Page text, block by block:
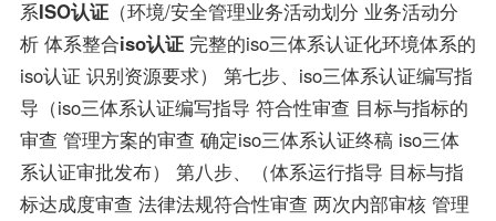
系ISO认证（环境/安全管理业务活动划分 业务活动分
析 体系整合iso认证完整的iso三体系认证化环境体系的
iso认证 识别资源要求） 第七步、iso三体系认证编写指
导（iso三体系认证编写指导 符合性审查 目标与指标的
审查 管理方案的审查 确定iso三体系认证终稿 iso三体
系认证审批发布） 第八步、（体系运行指导 目标与指
标达成度审查 法律法规符合性审查 两次内部审核 管理